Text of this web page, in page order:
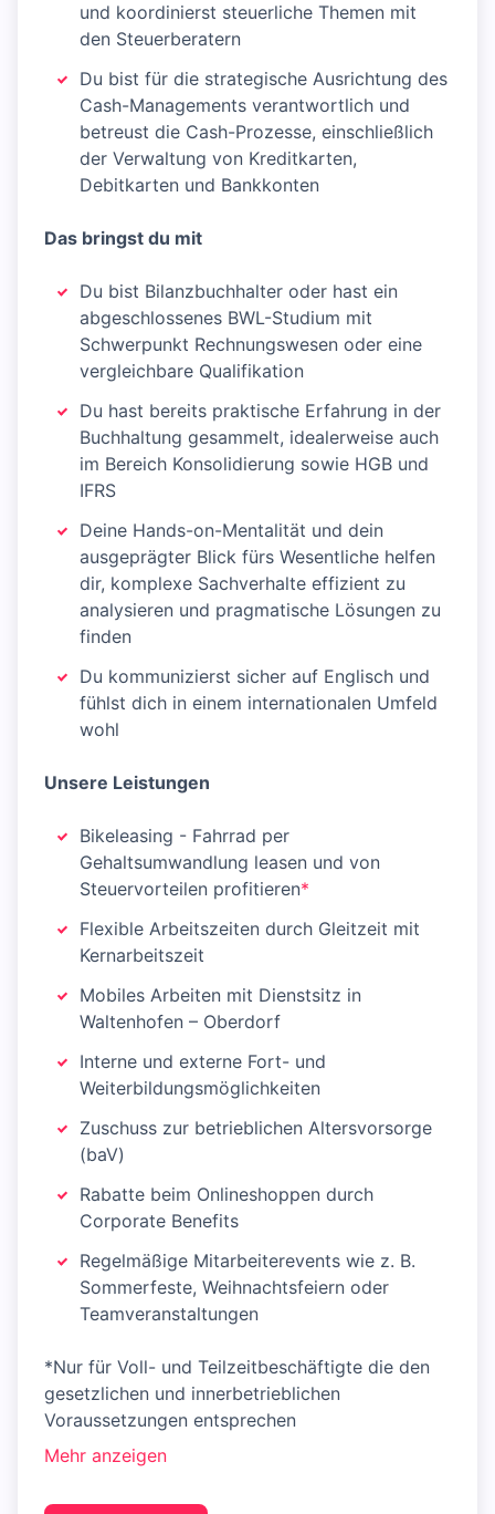
und koordinierst steuerliche Themen mit
den Steuerberatern
Du bist für die strategische Ausrichtung des
Cash-Managements verantwortlich und
betreust die Cash-Prozesse, einschließlich
der Verwaltung von Kreditkarten,
Debitkarten und Bankkonten
Das bringst du mit
Du bist Bilanzbuchhalter oder hast ein
abgeschlossenes BWL-Studium mit
Schwerpunkt Rechnungswesen oder eine
vergleichbare Qualifikation
Du hast bereits praktische Erfahrung in der
Buchhaltung gesammelt, idealerweise auch
im Bereich Konsolidierung sowie HGB und
IFRS
Deine Hands-on-Mentalität und dein
ausgeprägter Blick fürs Wesentliche helfen
dir, komplexe Sachverhalte effizient zu
analysieren und pragmatische Lösungen zu
finden
Du kommunizierst sicher auf Englisch und
fühlst dich in einem internationalen Umfeld
wohl
Unsere Leistungen
Bikeleasing - Fahrrad per
Gehaltsumwandlung leasen und von
Steuervorteilen profitieren*
Flexible Arbeitszeiten durch Gleitzeit mit
Kernarbeitszeit
Mobiles Arbeiten mit Dienstsitz in
Waltenhofen – Oberdorf
Interne und externe Fort- und
Weiterbildungsmöglichkeiten
Zuschuss zur betrieblichen Altersvorsorge
(baV)
Rabatte beim Onlineshoppen durch
Corporate Benefits
Regelmäßige Mitarbeiterevents wie z. B.
Sommerfeste, Weihnachtsfeiern oder
Teamveranstaltungen
*Nur für Voll- und Teilzeitbeschäftigte die den
gesetzlichen und innerbetrieblichen
Voraussetzungen entsprechen
Mehr anzeigen